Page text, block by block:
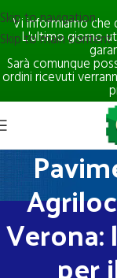
Vi informiamo che
L'ultimo giorno
Sarà comunque
ordini ricevuti
Skip to navigation
Skip to main content